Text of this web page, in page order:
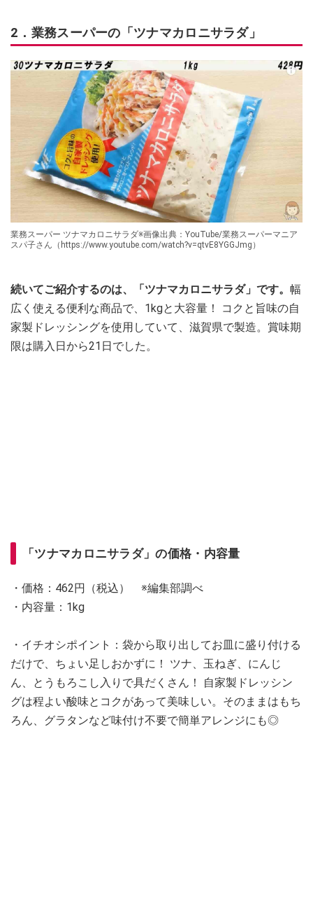
2．業務スーパーの「ツナマカロニサラダ」
業務スーパー ツナマカロニサラダ※画像出典：YouTube/業務スーパーマニア
スパ子さん（https://www.youtube.com/watch?v=qtvE8YGGJmg）
続いてご紹介するのは、「ツナマカロニサラダ」です。 幅
広く使える便利な商品で、1kgと大容量！ コクと旨味の自
家製ドレッシングを使用していて、滋賀県で製造。賞味期
限は購入日から21日でした。
「ツナマカロニサラダ」の価格・内容量
・価格：462円（税込） ※編集部調べ
・内容量：1kg
・イチオシポイント：袋から取り出してお皿に盛り付ける
だけで、ちょい足しおかずに！ ツナ、玉ねぎ、にんじ
ん、とうもろこし入りで具だくさん！ 自家製ドレッシン
グは程よい酸味とコクがあって美味しい。そのままはもち
ろん、グラタンなど味付け不要で簡単アレンジにも◎